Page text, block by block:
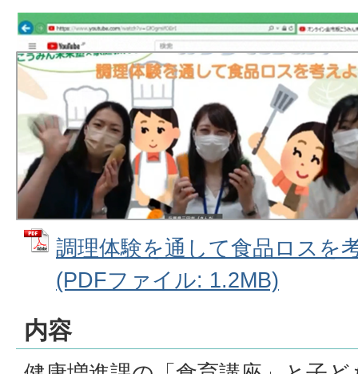
調理体験を通して食品ロスを
(PDFファイル: 1.2MB)
内容